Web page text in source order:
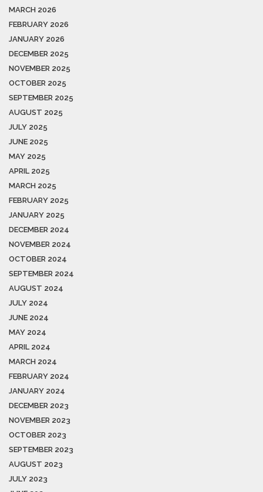
MARCH 2026
FEBRUARY 2026
JANUARY 2026
DECEMBER 2025
NOVEMBER 2025
OCTOBER 2025
SEPTEMBER 2025
AUGUST 2025
JULY 2025
JUNE 2025
MAY 2025
APRIL 2025
MARCH 2025
FEBRUARY 2025
JANUARY 2025
DECEMBER 2024
NOVEMBER 2024
OCTOBER 2024
SEPTEMBER 2024
AUGUST 2024
JULY 2024
JUNE 2024
MAY 2024
APRIL 2024
MARCH 2024
FEBRUARY 2024
JANUARY 2024
DECEMBER 2023
NOVEMBER 2023
OCTOBER 2023
SEPTEMBER 2023
AUGUST 2023
JULY 2023